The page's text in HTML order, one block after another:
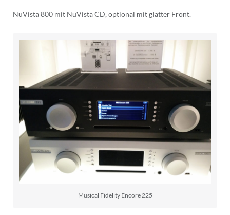
NuVista 800 mit NuVista CD, optional mit glatter Front.
Musical Fidelity Encore 225